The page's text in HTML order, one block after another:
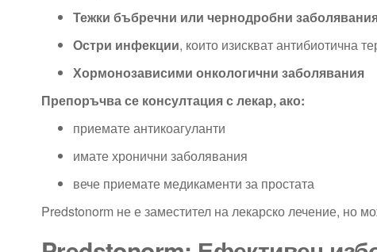
Тежки бъбречни или чернодробни
Остри инфекции, които изискват антибиотична
Хормонозависими онкологични заболявания
Препоръчва се консултация с лекар, ако:
приемате антикоагуланти
имате хронични заболявания
вече приемате медикаменти за простата
Predstonorm не е заместител на лекарско лечение, но